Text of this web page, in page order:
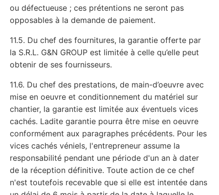
ou défectueuse ; ces prétentions ne seront pas
opposables à la demande de paiement.
11.5. Du chef des fournitures, la garantie offerte par
la S.R.L. G&N GROUP est limitée à celle qu’elle peut
obtenir de ses fournisseurs.
11.6. Du chef des prestations, de main-d’oeuvre avec
mise en oeuvre et conditionnement du matériel sur
chantier, la garantie est limitée aux éventuels vices
cachés. Ladite garantie pourra être mise en oeuvre
conformément aux paragraphes précédents. Pour les
vices cachés véniels, l'entrepreneur assume la
responsabilité pendant une période d'un an à dater
de la réception définitive. Toute action de ce chef
n'est toutefois recevable que si elle est intentée dans